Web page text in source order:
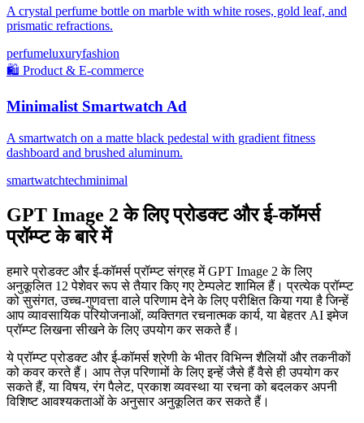
A crystal perfume bottle on marble with white roses, gold leaf, and
prismatic refractions.
perfumeluxuryfashion
🛍️ Product & E-commerce
Minimalist Smartwatch Ad
A smartwatch on a matte black pedestal with gradient fitness
dashboard and brushed aluminum.
smartwatchtechminimal
GPT Image 2 के लिए प्रोडक्ट और ई-कॉमर्स
प्रॉम्प्ट के बारे में
हमारे प्रोडक्ट और ई-कॉमर्स प्रॉम्प्ट संग्रह में GPT Image 2 के लिए
अनुकूलित 12 पेशेवर रूप से तैयार किए गए टेम्पलेट शामिल हैं। प्रत्येक प्रॉम्प्ट
को सुसंगत, उच्च-गुणवत्ता वाले परिणाम देने के लिए परीक्षित किया गया है जिन्हें
आप व्यावसायिक परियोजनाओं, व्यक्तिगत रचनात्मक कार्य, या बेहतर AI इमेज
प्रॉम्प्ट लिखना सीखने के लिए उपयोग कर सकते हैं।
ये प्रॉम्प्ट प्रोडक्ट और ई-कॉमर्स श्रेणी के भीतर विभिन्न शैलियों और तकनीकों
को कवर करते हैं। आप तेज़ परिणामों के लिए इन्हें जैसे हैं वैसे ही उपयोग कर
सकते हैं, या विषय, रंग पैलेट, प्रकाश व्यवस्था या रचना को बदलकर अपनी
विशिष्ट आवश्यकताओं के अनुसार अनुकूलित कर सकते हैं।